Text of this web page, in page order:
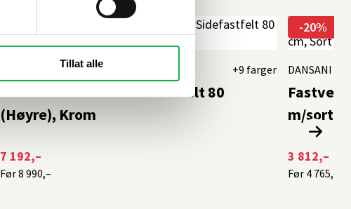
Tillat alle
ARC 20 ORIGINAL Sidefastfelt 80
(Høyre), Krom
+9 farger
7 192,–
Før8 990,–
m/sorte
-20%
DANSANI
3 812,–
Før 4 765,–